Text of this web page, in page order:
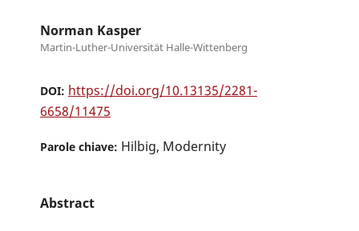
Norman Kasper
Martin-Luther-Universität Halle-Wittenberg
DOI: https://doi.org/10.13135/2281-
6658/11475
Parole chiave: Hilbig, Modernity
Abstract